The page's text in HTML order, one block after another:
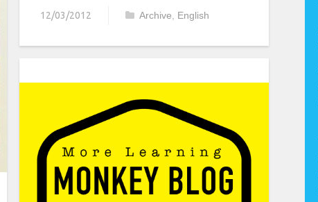
12/03/2012 Archive English